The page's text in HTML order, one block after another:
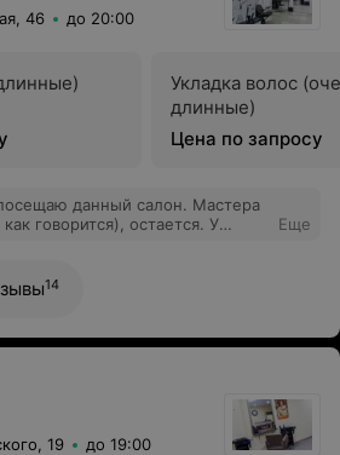
46 до 20:00
Укладка волос
длинные)
Цена по запросу
данный салон. Мастера
говорится), остается. У
возможно. Чуть-чуть бы
в плане ожидания
и чашечку чая или даже воды
и не надо. Это нормально, мне
примете к сведению,
Еще
14
19 до 19:00